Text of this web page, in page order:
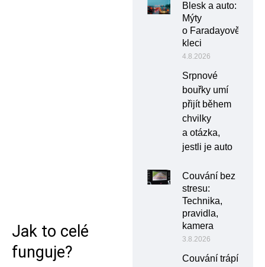
Jak to celé
funguje?
Blesk a auto:
Mýty
o Faradayově
kleci
4.8.2026
Srpnové
bouřky umí
přijít během
chvilky
a otázka,
jestli je auto
Couvání bez
stresu:
Technika,
pravidla,
kamera
3.8.2026
Couvání trápí